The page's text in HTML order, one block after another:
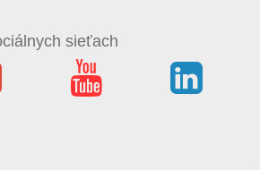
sieťach